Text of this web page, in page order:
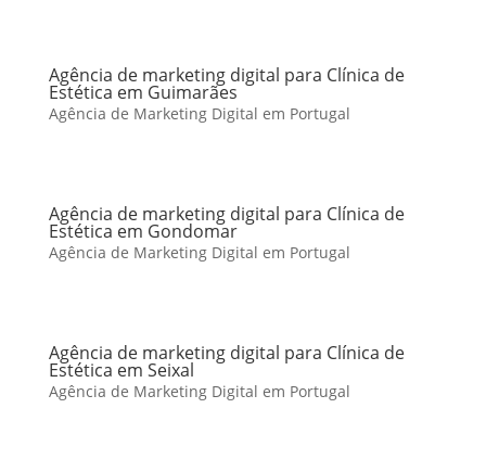
Agência de marketing digital para Clínica de
Estética em Guimarães
Agência de Marketing Digital em Portugal
Agência de marketing digital para Clínica de
Estética em Gondomar
Agência de Marketing Digital em Portugal
Agência de marketing digital para Clínica de
Estética em Seixal
Agência de Marketing Digital em Portugal